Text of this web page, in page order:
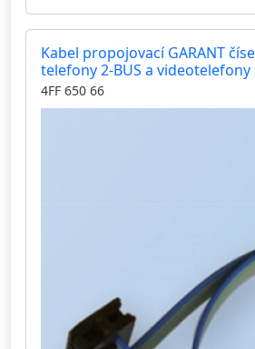
Kabel propojovací GARANT
telefony 2-BUS a videotelefony
4FF 650 66